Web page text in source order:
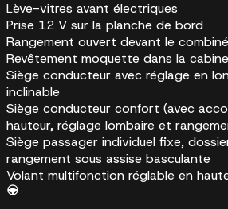
Lève-vitres avant électriques
Prise 12 V sur la planche de bord
Rangement ouvert devant le
Revêtement moquette dans la cabine
Siège conducteur avec réglage en
inclinable
Siège conducteur confort (avec
hauteur, réglage lombaire et
Siège passager individuel fixe,
rangement sous assise basculante
Volant multifonction réglable en